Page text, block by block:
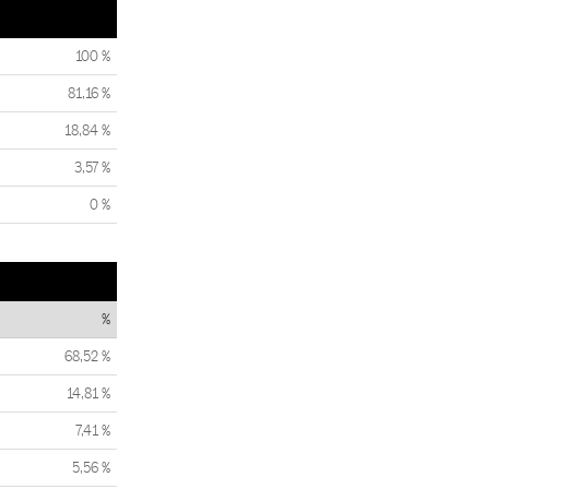
100 %
81,16 %
18,84 %
3,57 %
0 %
%
68,52 %
14,81 %
7,41 %
5,56 %